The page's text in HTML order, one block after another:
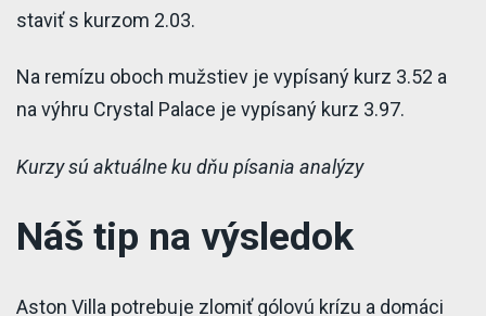
staviť s kurzom 2.03.
Na remízu oboch mužstiev je vypísaný kurz 3.52 a
na výhru Crystal Palace je vypísaný kurz 3.97.
Kurzy sú aktuálne ku dňu písania analýzy
Náš tip na výsledok
Aston Villa potrebuje zlomiť gólovú krízu a domáci